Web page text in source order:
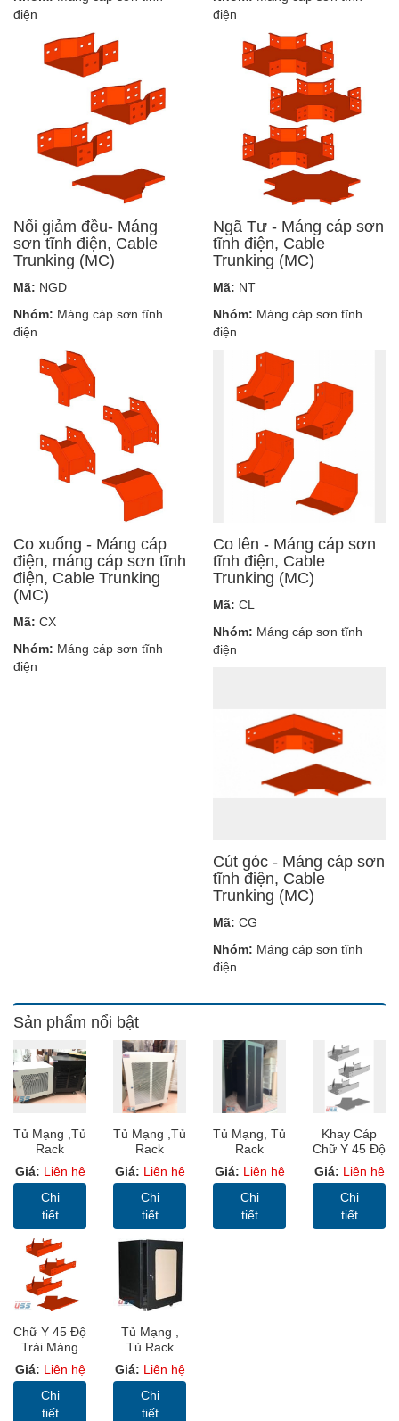
điện
điện
Nối giảm đều- Máng
sơn tĩnh điện, Cable
Trunking (MC)
Mã: NGD
Nhóm: Máng cáp sơn tĩnh
điện
Ngã Tư - Máng cáp sơn
tĩnh điện, Cable
Trunking (MC)
Mã: NT
Nhóm: Máng cáp sơn tĩnh
điện
Co xuống - Máng cáp
điện, máng cáp sơn tĩnh
điện, Cable Trunking
(MC)
Mã: CX
Nhóm: Máng cáp sơn tĩnh
điện
Co lên - Máng cáp sơn
tĩnh điện, Cable
Trunking (MC)
Mã: CL
Nhóm: Máng cáp sơn tĩnh
điện
Cút góc - Máng cáp sơn
tĩnh điện, Cable
Trunking (MC)
Mã: CG
Nhóm: Máng cáp sơn tĩnh
điện
Sản phẩm nổi bật
Tủ Mạng ,Tủ
Rack
Cabinet
10U-D600-
USS Rack
10U600
Giá: Liên hệ
Chi
tiết
Tủ Mạng ,Tủ
Rack
SYSTEM
CABINET
15U-D500 -
USS Rack
Giá: Liên hệ
Chi
tiết
Tủ Mạng, Tủ
Rack
SYSTEM
CABINET
27U-D600 -
USS Rack
Giá: Liên hệ
Chi
tiết
Khay Cáp
Chữ Y 45 Độ
Trái, Khay
Cáp Sơn
Tĩnh Điện (
Cable Tray)
Giá: Liên hệ
Chi
tiết
Chữ Y 45 Độ
Trái Máng
Cáp Sơn
Tĩnh Điện,
Cable
Trunking
Giá: Liên hệ
Chi
tiết
Tủ Mạng ,
Tủ Rack
SYSTEM
CABINET
15U-D400 -
USS Rack
Giá: Liên hệ
Chi
tiết